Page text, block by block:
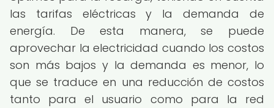
las tarifas eléctricas y la demanda de
energía. De esta manera, se puede
aprovechar la electricidad cuando los costos
son más bajos y la demanda es menor, lo
que se traduce en una reducción de costos
tanto para el usuario como para la red